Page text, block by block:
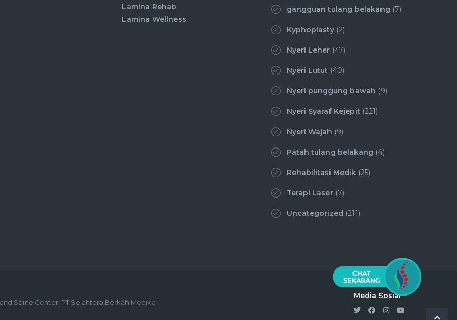
Lamina Rehab
Lamina Wellness
gangguan tulang belakang (7)
Kyphoplasty(2)
Nyeri Leher(47)
Nyeri Lutut (40)
Nyeri punggung bawah (9)
Nyeri Syaraf Kejepit (221)
Nyeri Wajah (9)
Patah tulang belakang (4)
Rehabilitasi Medik(25)
Terapi Laser(7)
Uncategorized (211)
Spine Center. PT Sejahtera Berkah Medika
Media Sosial